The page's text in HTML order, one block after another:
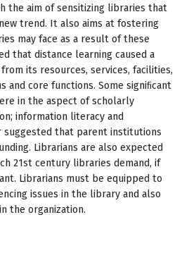
the aim of sensitizing libraries that
trend. It also aims at fostering
may face as a result of these
that distance learning caused a
its resources, services, facilities,
and core functions. Some signiﬁcant
in the aspect of scholarly
information literacy and
suggested that parent institutions
Librarians are also expected
21st century libraries demand, if
Librarians must be equipped to
issues in the library and also
the organization.